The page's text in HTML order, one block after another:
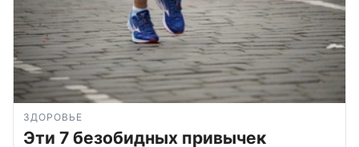
ЗДОРОВЬЕ
Эти 7 безобидных привычек